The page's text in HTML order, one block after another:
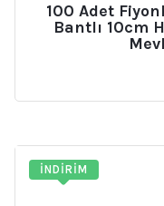
100 Adet
Bantlı 10cm
İNDIRIM